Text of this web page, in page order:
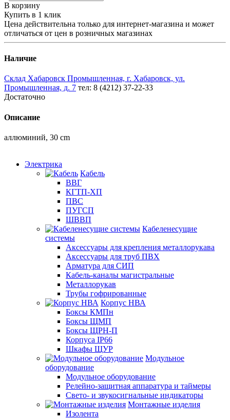
В корзину
Купить в 1 клик
Цена действительна только для интернет-магазина и может
отличаться от цен в розничных магазинах
Наличие
Склад Хабаровск Промышленная, г. Хабаровск, ул.
Промышленная, д. 7 тел: 8 (4212) 37-22-33
Достаточно
Описание
аллюминий, 30 cm
Электрика
Кабель
ВВГ
КГТП-ХП
ПВС
ПУГСП
ШВВП
Кабеленесущие
системы
Аксессуары для крепления металлорукава
Аксессуары для труб ПВХ
Арматура для СИП
Кабель-каналы магистральные
Металлорукав
Трубы гофрированные
Корпус НВА
Боксы КМПн
Боксы ЩМП
Боксы ЩРН-П
Корпуса IP66
Шкафы ЩУР
Модульное
оборудование
Модульное оборудование
Релейно-защитная аппаратура и таймеры
Свето- и звукосигнальные индикаторы
Монтажные изделия
Изолента